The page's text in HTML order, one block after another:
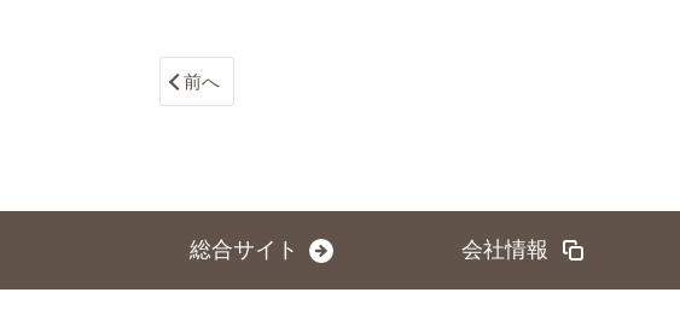
前へ
総合サイト 会社情報